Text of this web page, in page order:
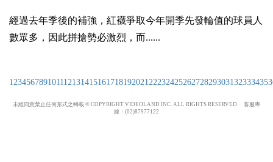
經過去年季後的補強，紅襪爭取今年開季先發輪值的球員人
數眾多，因此拼搶勢必激烈，而......
1 23456789101112131415161718192021 2223242526272829303132333435
未經同意禁止任何形式之轉載 © COPYRIGHT VIDEOLAND INC. ALL RIGHTS RESERVED. 客服專
線：(02)87977122